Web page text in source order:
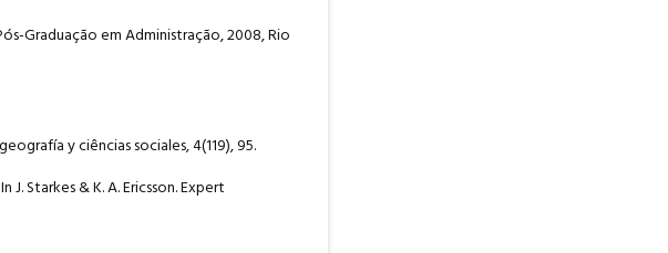
Graduação em Administração, 2008, Rio
y ciências sociales, 4(119), 95.
Starkes & K. A. Ericsson. Expert